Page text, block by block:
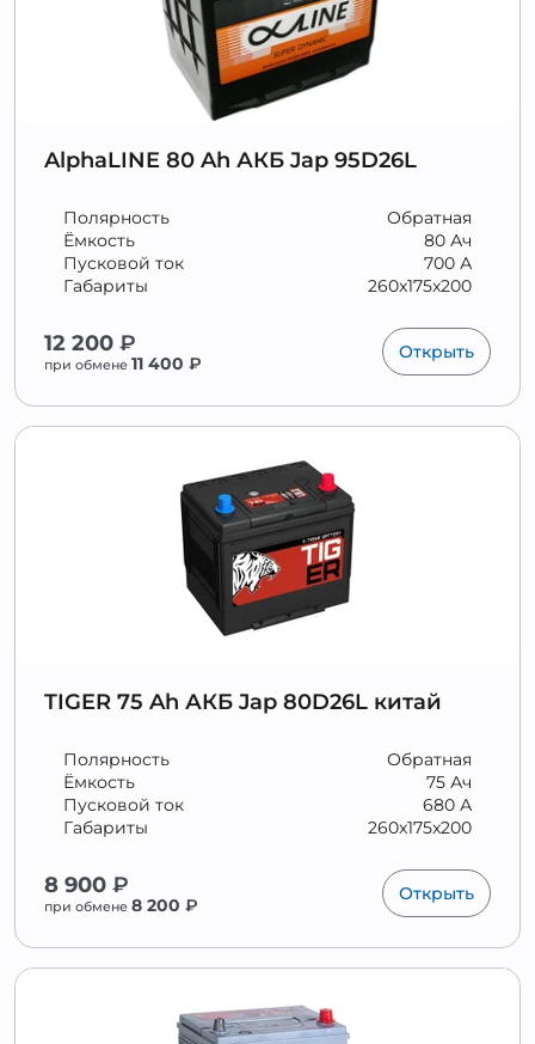
AlphaLINE 80 Ah АКБ Jap 95D26L
Обратная
Полярность
80 Ач
Ёмкость
700 А
Пусковой ток
260x175x200
Габариты
12 200 ₽
при обмене 11 400 ₽
Открыть
TIGER 75 Ah АКБ Jap 80D26L китай
Обратная
Полярность
75 Ач
Ёмкость
680 А
Пусковой ток
260x175x200
Габариты
8 900 ₽
при обмене 8 200 ₽
Открыть